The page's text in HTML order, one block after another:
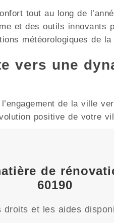
tout au long de
et des outils innovants
météorologiques de la
vers une
de la ville
positive de votre
de
60190
et les aides